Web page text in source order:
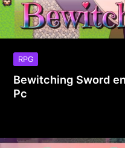
RPG
Bewitching Sword
Pc